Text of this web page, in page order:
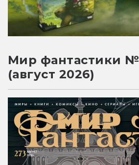
Мир фантастики №
(август 2026)